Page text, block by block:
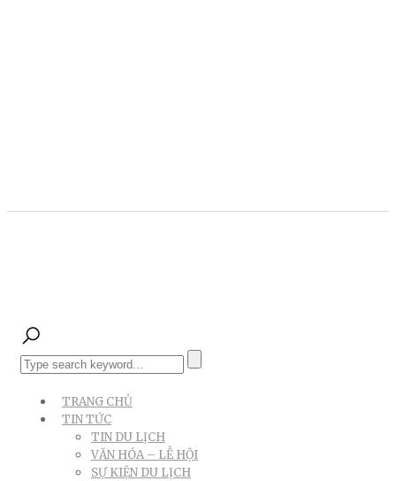
TRANG CHỦ
TIN TỨC
TIN DU LỊCH
VĂN HÓA – LỄ HỘI
SỰ KIỆN DU LỊCH